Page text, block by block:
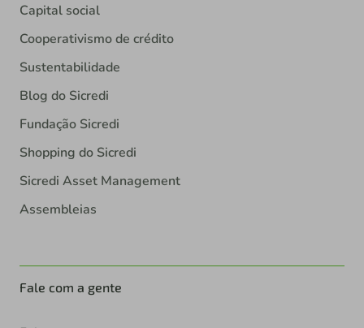
Capital social
Cooperativismo de crédito
Sustentabilidade
Blog do Sicredi
Fundação Sicredi
Shopping do Sicredi
Sicredi Asset Management
Assembleias
Fale com a gente